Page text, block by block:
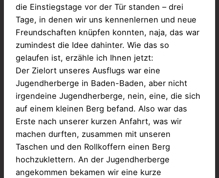
die Einstiegstage vor der Tür standen – drei
Tage, in denen wir uns kennenlernen und neue
Freundschaften knüpfen konnten, naja, das war
zumindest die Idee dahinter. Wie das so
gelaufen ist, erzähle ich Ihnen jetzt:
Der Zielort unseres Ausflugs war eine
Jugendherberge in Baden-Baden, aber nicht
irgendeine Jugendherberge, nein, eine, die sich
auf einem kleinen Berg befand. Also war das
Erste nach unserer kurzen Anfahrt, was wir
machen durften, zusammen mit unseren
Taschen und den Rollkoffern einen Berg
hochzuklettern. An der Jugendherberge
angekommen bekamen wir eine kurze